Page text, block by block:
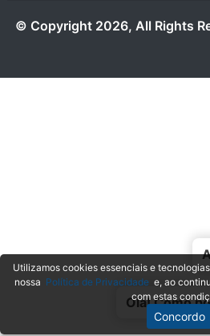
Olá! Como
© Copyright 2026, All Rights
Utilizamos cookies essenciais e
nossa Política de Privacidadee, ao
com estas
Concordo